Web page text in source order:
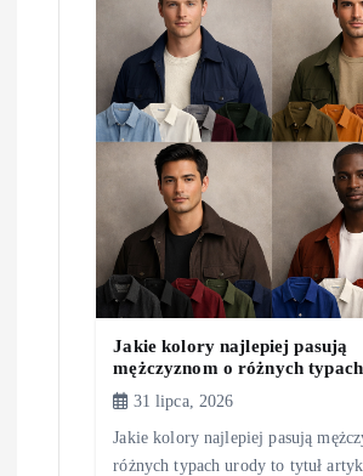
Jakie kolory najlepiej pasują
mężczyznom o różnych
31 lipca, 2026
Jakie kolory najlepiej pasują
różnych typach urody to tytuł